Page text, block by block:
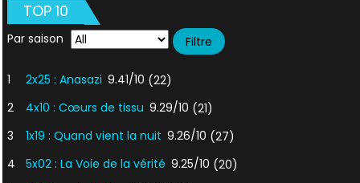
TOP 10
Par saison
1 2x25 : Anasazi 9.41/10 (22)
2
4x10 : Cœurs de tissu 9.29/10 (21)
3
1x19 : Quand vient la nuit 9.26/10 (27)
4
5x02 : La Voie de la vérité 9.25/10 (20)